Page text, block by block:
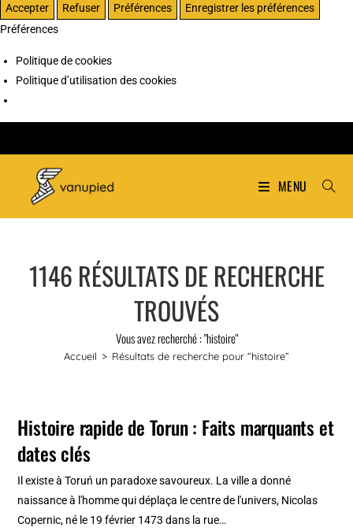
Accepter Refuser Préférences
Enregistrer les préférences
Préférences
Politique de cookies
Politique d’utilisation des cookies
MENU
1146 RÉSULTATS DE RECHERCHE
TROUVÉS
Vous avez recherché : "histoire"
Accueil > Résultats de recherche pour “histoire”
Histoire rapide de Torun : Faits marquants et
dates clés
Il existe à Toruń un paradoxe savoureux. La ville a donné
naissance à l'homme qui déplaça le centre de l'univers, Nicolas
Copernic, né le 19 février 1473 dans la rue…